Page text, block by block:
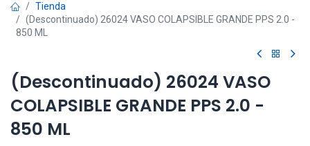
Tienda
(Descontinuado) 26024 VASO COLAPSIBLE GRANDE PPS 2.0 -
850 ML
(Descontinuado) 26024 VASO
COLAPSIBLE GRANDE PPS 2.0 -
850 ML